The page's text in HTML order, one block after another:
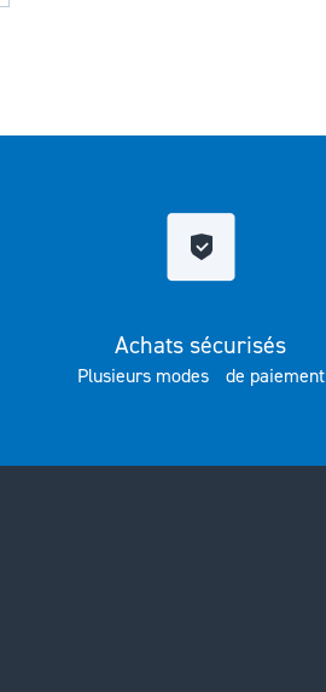
Achats sécurisés
Plusieurs modes de paiement